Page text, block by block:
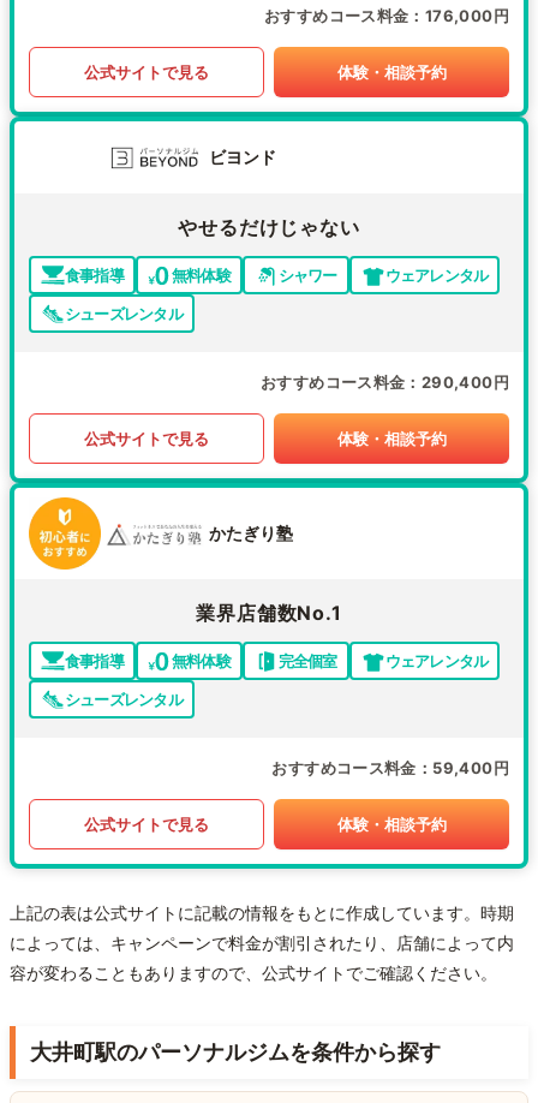
おすすめコース料金 176,000円
公式サイトで見る 体験・相談予約
ビヨンド
やせるだけじゃない
食事指導 無料体験 シャワー
ウェアレンタル
シューズレンタル
おすすめコース料金 290,400円
公式サイトで見る 体験・相談予約
かたぎり塾
業界店舗数No.1
食事指導 無料体験 完全個室
ウェアレンタル
シューズレンタル
おすすめコース料金 59,400円
公式サイトで見る 体験・相談予約
上記の表は公式サイトに記載の情報をもとに作成しています。時期
によっては、キャンペーンで料金が割引されたり、店舗によって内
容が変わることもありますので、公式サイトでご確認ください。
大井町駅のパーソナルジムを条件から探す